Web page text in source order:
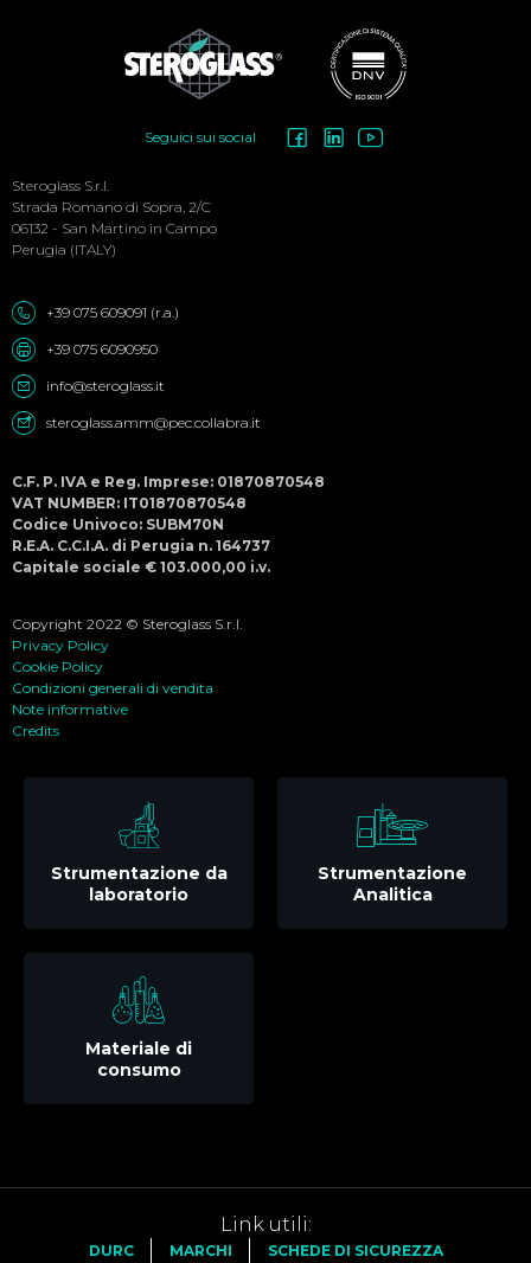
Menu
Seguici sui social
Steroglass S.r.l.
Strada Romano di Sopra, 2/C
06132 - San Martino in Campo
Perugia (ITALY)
+39 075 609091 (r.a.)
+39 075 6090950
info@steroglass.it
steroglass.amm@pec.collabra.it
C.F. P. IVA e Reg. Imprese: 01870870548
VAT NUMBER: IT01870870548
Codice Univoco: SUBM70N
R.E.A. C.C.I.A. di Perugia n. 164737
Capitale sociale € 103.000,00 i.v.
Copyright 2022 © Steroglass S.r.l.
Privacy Policy
Cookie Policy
Condizioni generali di vendita
Note informative
Credits
Strumentazione da
laboratorio
Strumentazione
Analitica
Materiale di
consumo
Link utili:
DURC MARCHI SCHEDE DI SICUREZZA